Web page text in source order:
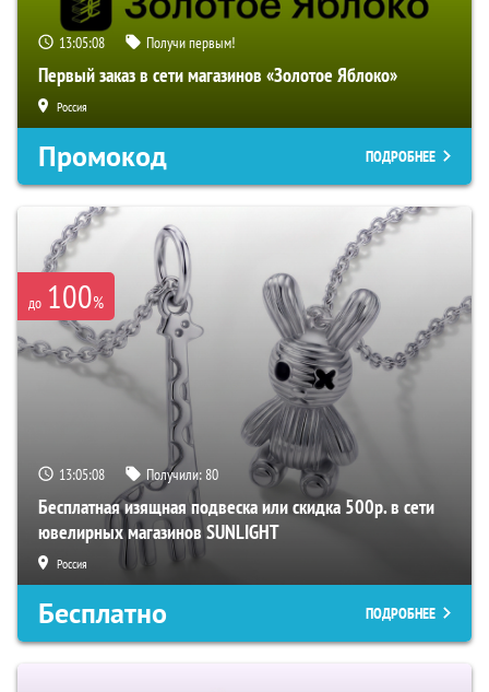
13:05:07 Получи первым!
Первый заказ в сети магазинов «Золотое Яблоко»
Россия
Промокод ПОДРОБНЕЕ
до 100%
13:05:07 Получили:80
Бесплатная изящная подвеска или скидка 500р. в сети
ювелирных магазинов SUNLIGHT
Россия
Бесплатно ПОДРОБНЕЕ